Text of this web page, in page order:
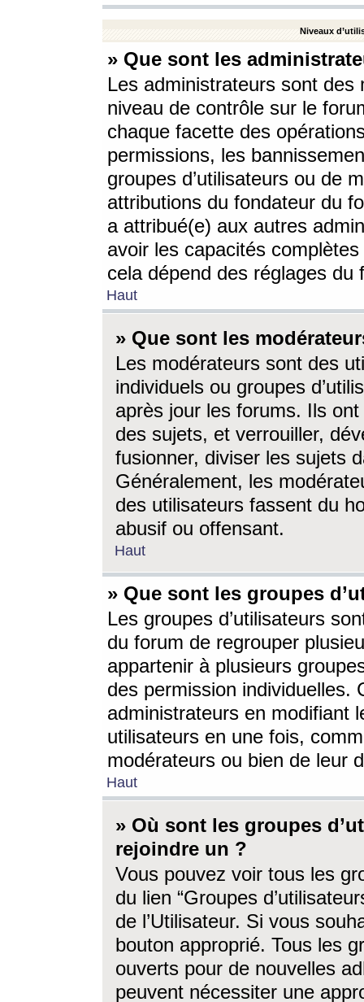
Niveaux
» Que sont les
Les administrateurs sont
niveau de contrôle sur le
chaque facette des
permissions, les
groupes d’utilisateurs ou de
attributions du fondateur du
a attribué(e) aux autres
avoir les capacités
cela dépend des réglages du
Haut
» Que sont les
Les modérateurs sont des
individuels ou groupes
après jour les forums. Ils ont
des sujets, et verrouiller,
fusionner, diviser les sujets
Généralement, les
des utilisateurs fassent du
abusif ou offensant.
Haut
» Que sont les groupes
Les groupes d’utilisateurs
du forum de regrouper
appartenir à plusieurs
des permission individuelles.
administrateurs en modifiant
utilisateurs en une fois,
modérateurs ou bien de leur
Haut
» Où sont les groupes
rejoindre un ?
Vous pouvez voir tous les
du lien “Groupes
de l’Utilisateur. Si vous
bouton approprié. Tous les
ouverts pour de nouvelles
peuvent nécessiter une